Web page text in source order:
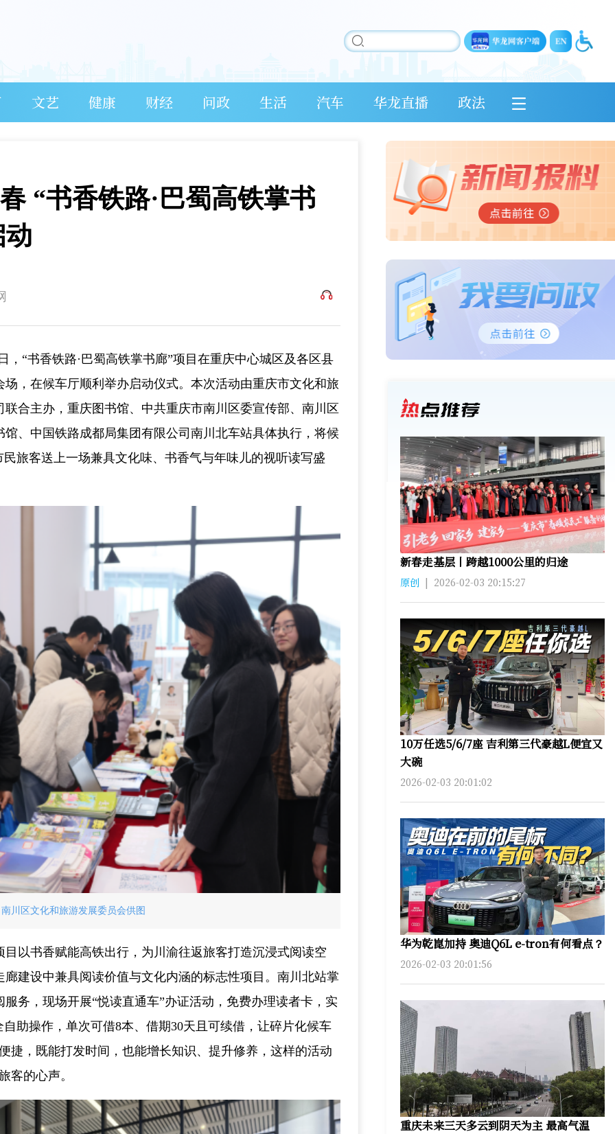
文艺 健康 财经 问政 生活 汽车 华龙直播 政法
“书香铁路·巴蜀高铁掌书
，“书香铁路·巴蜀高铁掌书廊”项目在重庆中心城区及各区县
，在候车厅顺利举办启动仪式。本次活动由重庆市文化和旅
合主办，重庆图书馆、中共重庆市南川区委宣传部、南川区
、中国铁路成都局集团有限公司南川北车站具体执行，将候
旅客送上一场兼具文化味、书香气与年味儿的视听读写盛
川区文化和旅游发展委员会供图
以书香赋能高铁出行，为川渝往返旅客打造沉浸式阅读空
建设中兼具阅读价值与文化内涵的标志性项目。南川北站掌
务，现场开展“悦读直通车”办证活动，免费办理读者卡，实
助操作，单次可借8本、借期30天且可续借，让碎片化候车
捷，既能打发时间，也能增长知识、提升修养，这样的活动
客的心声。
新春走基层丨跨越1000公里的归途
原创 | 2026-02-03 20:15:27
10万任选5/6/7座 吉利第三代豪越L便宜又
大碗
2026-02-03 20:01:02
华为乾崑加持 奥迪Q6L e-tron有何看点？
2026-02-03 20:01:56
重庆未来三天多云到阴天为主 最高气温